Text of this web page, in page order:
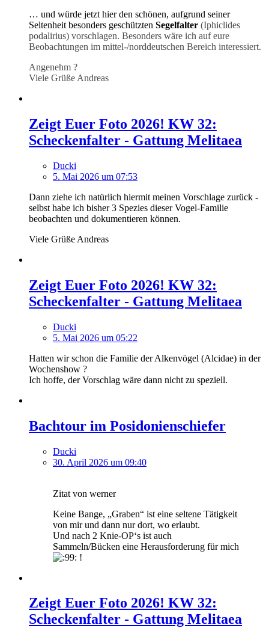
… und würde jetzt hier den schönen, aufgrund seiner
Seltenheit besonders geschützten Segelfalter (Iphiclides
podalirius) vorschlagen. Besonders wäre ich auf eure
Beobachtungen im mittel-/norddeutschen Bereich interessiert.
Angenehm ?
Viele Grüße Andreas
Zeigt Euer Foto 2026! KW 32:
Scheckenfalter - Gattung Melitaea
Ducki
5. Mai 2026 um 07:53
Dann ziehe ich natürlich hiermit meinen Vorschlage zurück -
selbst habe ich bisher 3 Spezies dieser Vogel-Familie
beobachten und dokumentieren können.
Viele Grüße Andreas
Zeigt Euer Foto 2026! KW 32:
Scheckenfalter - Gattung Melitaea
Ducki
5. Mai 2026 um 05:22
Hatten wir schon die Familie der Alkenvögel (Alcidae) in der
Wochenshow ?
Ich hoffe, der Vorschlag wäre dann nicht zu speziell.
Bachtour im Posidonienschiefer
Ducki
30. April 2026 um 09:40
Zitat von werner
Keine Bange, „Graben“ ist eine seltene Tätigkeit
von mir und dann nur dort, wo erlaubt.
Und nach 2 Knie-OP‘s ist auch
Sammeln/Bücken eine Herausforderung für mich
!
Zeigt Euer Foto 2026! KW 32:
Scheckenfalter - Gattung Melitaea